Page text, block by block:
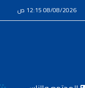
08/08/2026 12:15 ص